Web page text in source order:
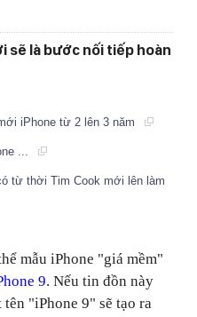
sẽ là bước nối tiếp hoàn
iPhone từ 2 lên 3 năm
...
từ thời Tim Cook mới lên làm
mẫu iPhone "giá mềm"
9. Nếu tin đồn này
"iPhone 9" sẽ tạo ra